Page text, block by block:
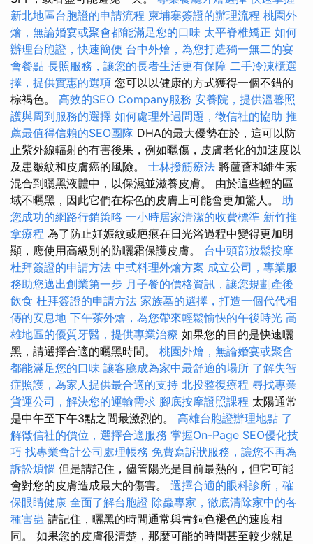
新北地區台胞證的申請流程 柬埔寨簽證的辦理流程 桃園外
燴，無論婚宴或聚會都能滿足您的口味 太平脊椎矯正 如何
辦理台胞證，快速簡便 台中外燴，為您打造獨一無二的宴
會餐點 長照服務，讓您的長者生活更有保障 二手冷凍櫃選
擇，提供實惠的選項 您可以以健康的方式獲得一個不錯的
棕褐色。 高效的SEO Company服務 安養院，提供溫馨照
護與周到服務的選擇 如何處理外遇問題，徵信社的協助 推
薦最值得信賴的SEO團隊 DHA的最大優勢在於，這可以防
止紫外線輻射的有害後果，例如曬傷，皮膚老化的加速度以
及患皺紋和皮膚癌的風險。 士林撥筋療法 將蘆薈和維生素
混合到曬黑液體中，以保濕並滋養皮膚。 由於這些輕的區
域不曬黑，因此它們在棕色的皮膚上可能會更加驚人。 助
您成功的網路行銷策略 一小時居家清潔的收費標準 新竹推
拿療程 為了防止妊娠紋或疤痕在日光浴過程中變得更加明
顯，應使用高級別的防曬霜保護皮膚。 台中頭部放鬆按摩
杜拜簽證的申請方法 中式料理外燴方案 成立公司，專業服
務助您邁出創業第一步 月子餐的價格資訊，讓您規劃產後
飲食 杜拜簽證的申請方法 家族墓的選擇，打造一個代代相
傳的安息地 下午茶外燴，為您帶來輕鬆愉快的午後時光 高
雄地區的優質牙醫，提供專業治療 如果您的目的是快速曬
黑，請選擇合適的曬黑時間。 桃園外燴，無論婚宴或聚會
都能滿足您的口味 讓客廳成為家中最舒適的場所 了解失智
症照護，為家人提供最合適的支持 北投整復療程 尋找專業
貨運公司，解決您的運輸需求 腳底按摩證照課程 太陽通常
是中午至下午3點之間最激烈的。 高雄台胞證辦理地點 了
解徵信社的價位，選擇合適服務 掌握On-Page SEO優化技
巧 找專業會計公司處理帳務 免費寫訴狀服務，讓您不再為
訴訟煩惱 但是請記住，儘管陽光是目前最熱的，但它可能
會對您的皮膚造成最大的傷害。 選擇合適的眼科診所，確
保眼睛健康 全面了解台胞證 除蟲專家，徹底清除家中的各
種害蟲 請記住，曬黑的時間通常與青銅色褪色的速度相
同。 如果您的皮膚很清楚，那麼可能的時間甚至較少就足